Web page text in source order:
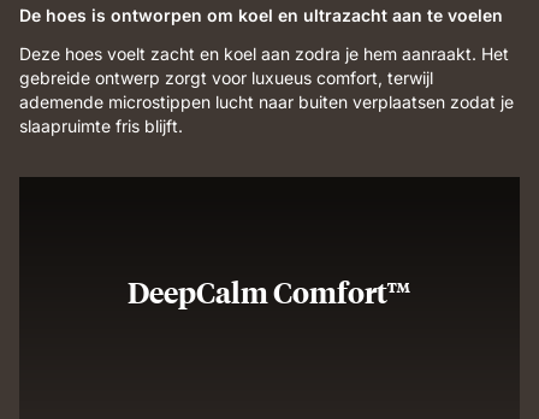
De hoes is ontworpen om koel en ultrazacht aan te voelen
Deze hoes voelt zacht en koel aan zodra je hem aanraakt. Het
gebreide ontwerp zorgt voor luxueus comfort, terwijl
ademende microstippen lucht naar buiten verplaatsen zodat je
slaapruimte fris blijft.
DeepCalm Comfort™